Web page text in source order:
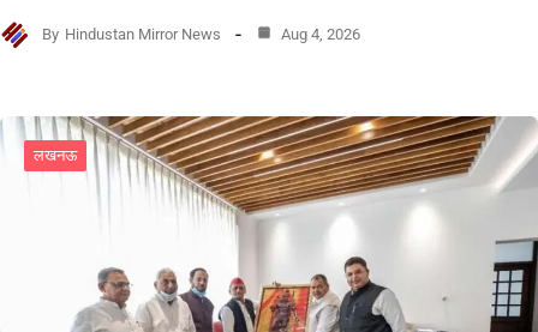
By Hindustan Mirror News Aug 4, 2026
लखनऊ